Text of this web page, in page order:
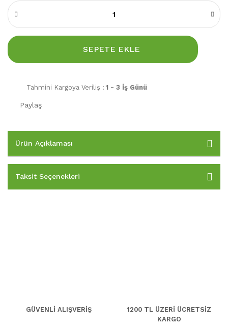
SEPETE EKLE
Tahmini Kargoya Veriliş : 1 - 3 İş Günü
Paylaş
Ürün Açıklaması
Taksit Seçenekleri
GÜVENLİ ALIŞVERİŞ
1200 TL ÜZERİ ÜCRETSİZ
KARGO